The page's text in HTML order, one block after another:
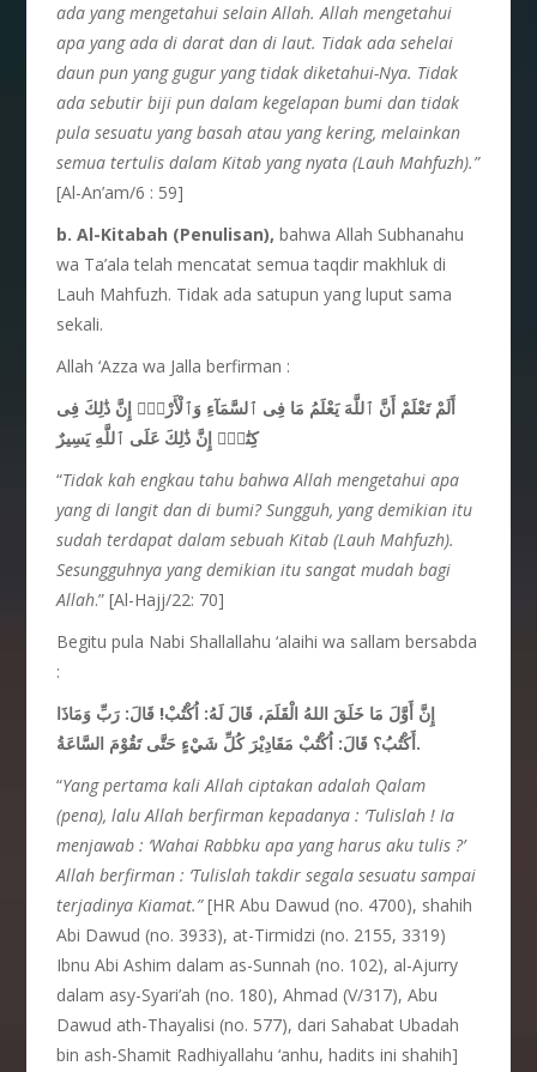
ada yang mengetahui selain Allah. Allah mengetahui
apa yang ada di darat dan di laut. Tidak ada sehelai
daun pun yang gugur yang tidak diketahui-Nya. Tidak
ada sebutir biji pun dalam kegelapan bumi dan tidak
pula sesuatu yang basah atau yang kering, melainkan
semua tertulis dalam Kitab yang nyata (Lauh Mahfuzh).”
[Al-An’am/6 : 59]
b. Al-Kitabah (Penulisan), bahwa Allah Subhanahu
wa Ta’ala telah mencatat semua taqdir makhluk di
Lauh Mahfuzh. Tidak ada satupun yang luput sama
sekali.
Allah ‘Azza wa Jalla berfirman :
أَلَمْ تَعْلَمْ أَنَّ ٱللَّهَ يَعْلَمُ مَا فِى ٱلسَّمَآءِ وَٱلْأَرْضِۗ إِنَّ ذَٰلِكَ فِى
كِتَٰبٍۚ إِنَّ ذَٰلِكَ عَلَى ٱللَّهِ يَسِيرٌ
“Tidak kah engkau tahu bahwa Allah mengetahui apa
yang di langit dan di bumi? Sungguh, yang demikian itu
sudah terdapat dalam sebuah Kitab (Lauh Mahfuzh).
Sesungguhnya yang demikian itu sangat mudah bagi
Allah.” [Al-Hajj/22: 70]
Begitu pula Nabi Shallallahu ‘alaihi wa sallam bersabda
:
إِنَّ أَوَّلَ مَا خَلَقَ اللهُ الْقَلَمَ، قَالَ لَهُ: اُكْتُبْ! قَالَ: رَبِّ وَمَاذَا
أَكْتُبُ؟ قَالَ: اُكْتُبْ مَقَادِيْرَ كُلِّ شَيْءٍ حَتَّى تَقُوْمَ السَّاعَةُ
.
“Yang pertama kali Allah ciptakan adalah Qalam
(pena), lalu Allah berfirman kepadanya : ‘Tulislah ! Ia
menjawab : ‘Wahai Rabbku apa yang harus aku tulis ?’
Allah berfirman : ‘Tulislah takdir segala sesuatu sampai
terjadinya Kiamat.”[HR Abu Dawud (no. 4700), shahih
Abi Dawud (no. 3933), at-Tirmidzi (no. 2155, 3319)
Ibnu Abi Ashim dalam as-Sunnah (no. 102), al-Ajurry
dalam asy-Syari’ah (no. 180), Ahmad (V/317), Abu
Dawud ath-Thayalisi (no. 577), dari Sahabat Ubadah
bin ash-Shamit Radhiyallahu ‘anhu, hadits ini shahih]